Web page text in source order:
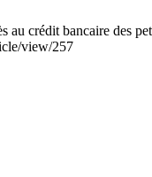
crédit bancaire des
view/257